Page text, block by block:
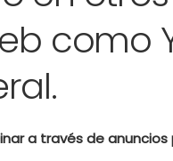
como
a través de